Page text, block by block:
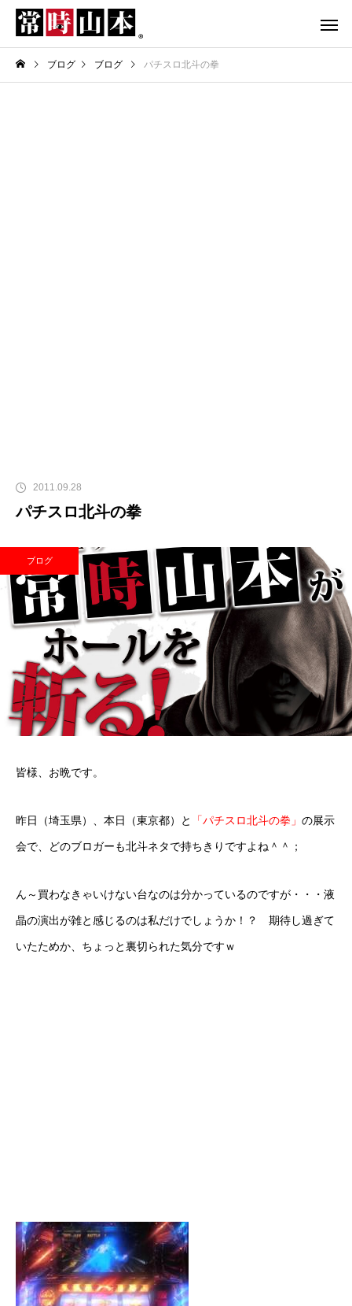
ブログ ブログ パチスロ北斗の拳
2011.09.28
パチスロ北斗の拳
ブログ
皆様、お晩です。
昨日（埼玉県）、本日（東京都）と 「パチスロ北斗の拳」 の展示
会で、どのブロガーも北斗ネタで持ちきりですよね＾＾；
ん～買わなきゃいけない台なのは分かっているのですが・・・液
晶の演出が雑と感じるのは私だけでしょうか！？ 期待し過ぎて
いたためか、ちょっと裏切られた気分ですｗ